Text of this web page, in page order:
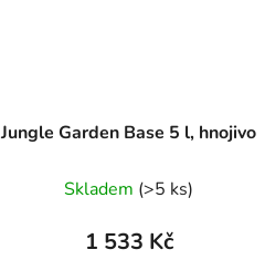
Jungle Garden Base 5 l, hnojivo
Skladem (>5 ks)
1 533 Kč